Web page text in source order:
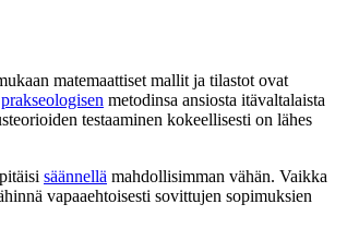
matemaattiset mallit ja tilastot ovat
prakseologisen metodinsa ansiosta itävaltalaista
testaaminen kokeellisesti on lähes
säännellä mahdollisimman vähän. Vaikka
vapaaehtoisesti sovittujen sopimuksien